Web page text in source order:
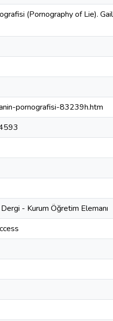
(Pornography of Lie).
pornografisi-83239h.htm
- Kurum Öğretim Elemanı